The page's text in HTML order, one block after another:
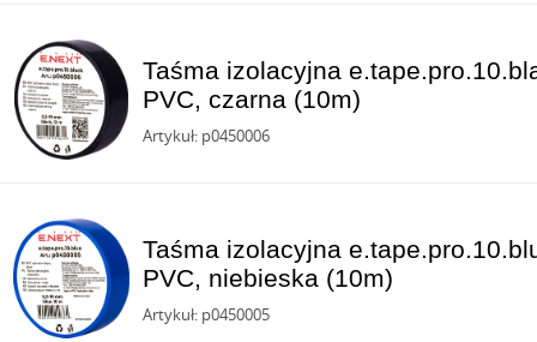
Taśma izolacyjna
PVC, czarna (10m)
Artykuł: p0450006
Taśma izolacyjna
PVC, niebieska (10m)
Artykuł: p0450005